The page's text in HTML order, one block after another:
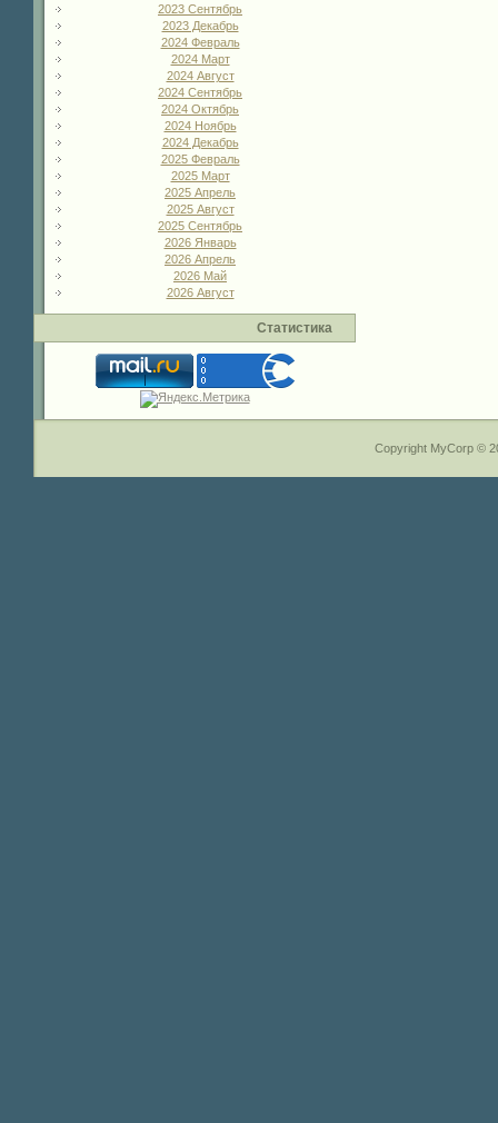
2023 Сентябрь
2023 Декабрь
2024 Февраль
2024 Март
2024 Август
2024 Сентябрь
2024 Октябрь
2024 Ноябрь
2024 Декабрь
2025 Февраль
2025 Март
2025 Апрель
2025 Август
2025 Сентябрь
2026 Январь
2026 Апрель
2026 Май
2026 Август
Статистика
Copyright MyCorp ©